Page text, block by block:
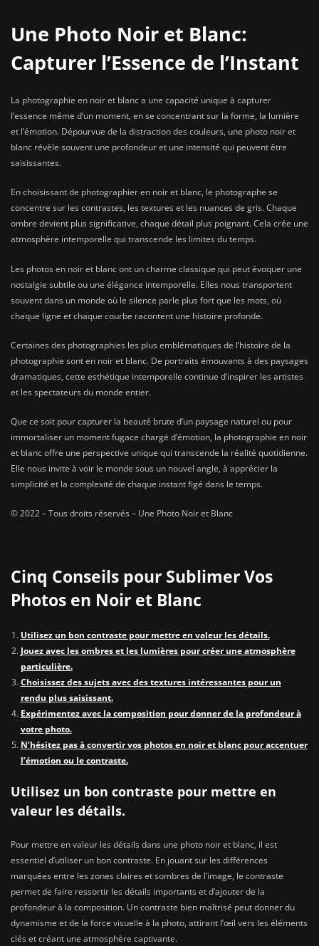
Une Photo Noir et Blanc:
Capturer l’Essence de l’Instant
La photographie en noir et blanc a une capacité unique à capturer
l’essence même d’un moment, en se concentrant sur la forme, la lumière
et l’émotion. Dépourvue de la distraction des couleurs, une photo noir et
blanc révèle souvent une profondeur et une intensité qui peuvent être
saisissantes.
En choisissant de photographier en noir et blanc, le photographe se
concentre sur les contrastes, les textures et les nuances de gris. Chaque
ombre devient plus significative, chaque détail plus poignant. Cela crée une
atmosphère intemporelle qui transcende les limites du temps.
Les photos en noir et blanc ont un charme classique qui peut évoquer une
nostalgie subtile ou une élégance intemporelle. Elles nous transportent
souvent dans un monde où le silence parle plus fort que les mots, où
chaque ligne et chaque courbe racontent une histoire profonde.
Certaines des photographies les plus emblématiques de l’histoire de la
photographie sont en noir et blanc. De portraits émouvants à des paysages
dramatiques, cette esthétique intemporelle continue d’inspirer les artistes
et les spectateurs du monde entier.
Que ce soit pour capturer la beauté brute d’un paysage naturel ou pour
immortaliser un moment fugace chargé d’émotion, la photographie en noir
et blanc offre une perspective unique qui transcende la réalité quotidienne.
Elle nous invite à voir le monde sous un nouvel angle, à apprécier la
simplicité et la complexité de chaque instant figé dans le temps.
© 2022 – Tous droits réservés – Une Photo Noir et Blanc
Cinq Conseils pour Sublimer Vos
Photos en Noir et Blanc
Utilisez un bon contraste pour mettre en valeur les détails.
Jouez avec les ombres et les lumières pour créer une atmosphère
particulière.
Choisissez des sujets avec des textures intéressantes pour un
rendu plus saisissant.
Expérimentez avec la composition pour donner de la profondeur à
votre photo.
N’hésitez pas à convertir vos photos en noir et blanc pour accentuer
l’émotion ou le contraste.
Utilisez un bon contraste pour mettre en
valeur les détails.
Pour mettre en valeur les détails dans une photo noir et blanc, il est
essentiel d’utiliser un bon contraste. En jouant sur les différences
marquées entre les zones claires et sombres de l’image, le contraste
permet de faire ressortir les détails importants et d’ajouter de la
profondeur à la composition. Un contraste bien maîtrisé peut donner du
dynamisme et de la force visuelle à la photo, attirant l’œil vers les éléments
clés et créant une atmosphère captivante.